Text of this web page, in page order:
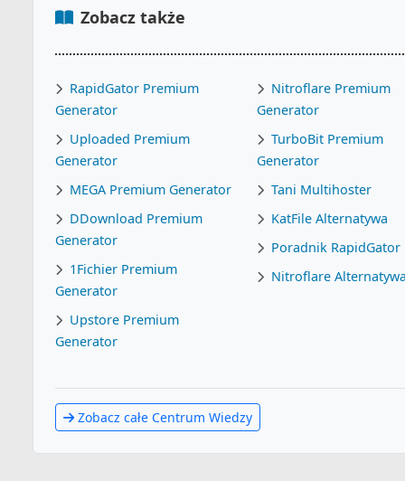
Zobacz także
RapidGator Premium
Generator
Uploaded Premium
Generator
MEGA Premium Generator
DDownload Premium
Generator
1Fichier Premium
Generator
Upstore Premium
Generator
Nitroflare Premium
Generator
TurboBit Premium
Generator
Tani Multihoster
KatFile Alternatywa
Poradnik RapidGator
Nitroflare
Zobacz całe Centrum Wiedzy